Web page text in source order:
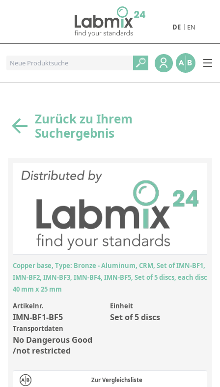
DE EN
Referenzstandards für die Industrie und Geologie
Referenzstandards für die Umweltanalytik
Referenzstandards für physikalische Eigenschaften
Organische Referenzstandards
Anorganische Referenzstandards
Laborvergleichsuntersuchungen (LVU/PT)
Laborbedarf und Verbrauchsmaterialien
Sonstige Standards
Custom-Made
Übersicht: Kundenspezifische Standards
Anorganische wässrige Kundenmischungen
Elementstandards in Öl
Zurück zu Ihrem
Suchergebnis
Copper base, Type: Bronze - Aluminum, CRM, Set of IMN-BF1,
IMN-BF2, IMN-BF3, IMN-BF4, IMN-BF5, Set of 5 discs, each disc
40 mm x 25 mm
Artikelnr.
IMN-BF1-BF5
Einheit
Set of 5 discs
Transportdaten
No Dangerous Good
/not restricted
Zur Vergleichsliste